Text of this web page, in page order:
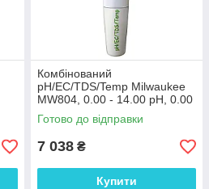
Комбінований
pH/EC/TDS/Temp Milwaukee
MW804, 0.00 - 14.00 pH, 0.00
- 20.00 mS/cm, 0.00 to 10.00
ppt, Угорщина - Румунія
Готово до відправки
7 038 ₴
Купити